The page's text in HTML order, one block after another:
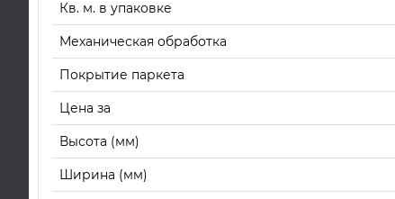
Кв. м. в упаковке
Механическая обработка
Покрытие паркета
Цена за
Высота (мм)
Ширина (мм)